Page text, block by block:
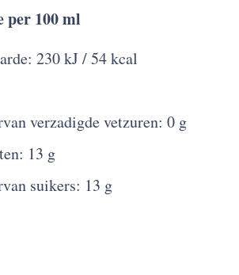
per 100 ml
230 kJ / 54 kcal
verzadigde vetzuren: 0 g
13 g
suikers: 13 g